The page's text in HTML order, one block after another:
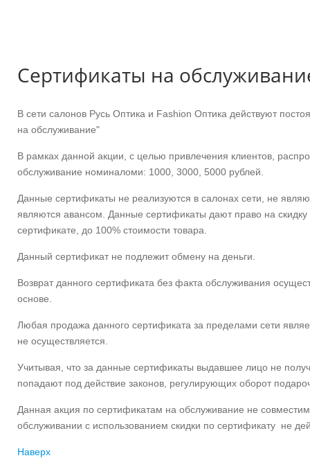
Сертификаты на
В сети салонов Русь Оптика и Fashiоn Оптика действуют
на обслуживание"
В рамках данной акции, с целью привлечения клиентов,
обслуживание номиналоми: 1000, 3000, 5000 рублей.
Данные сертификаты не реализуются в салонах сети, не
являются авансом. Данные сертификаты дают право на
сертификате, до 100% стоимости товара.
Данный сертификат не подлежит обмену на деньги.
Возврат данного сертификата без факта обслуживания
основе.
Любая продажа данного сертификата за пределами сети
не осуществляется.
Учитывая, что за данные сертификаты выдавшее лицо не
попадают под действие законов, регулирующих оборот
Данная акция по сертификатам на обслуживание не
обслуживании с использованием скидки по сертификату не
Наверх